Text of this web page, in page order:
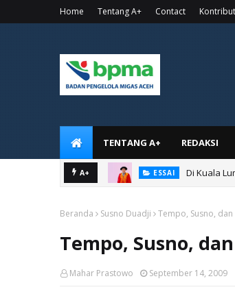
Home Tentang A+ Contact
TENTANG A+ REDAKSI
A+ ESSAI Di Kuala
Beranda Susno Duadji Tempo, Susno,
Tempo, Susno,
Mahar Prastowo September 14, 2009